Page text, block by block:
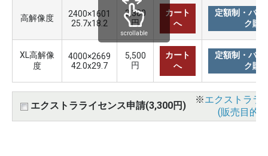
高解像度
2400×1601
25.7x18.2
3,300
円
カート
へ
定額制・バリ
ク購
XL高解像
度
4000×2669
42.0x29.7
5,500
円
カート
へ
定額制・バリ
ク購
エクストラライセンス申請(3,300円)
※エクストララ
(販売目的
scrollable